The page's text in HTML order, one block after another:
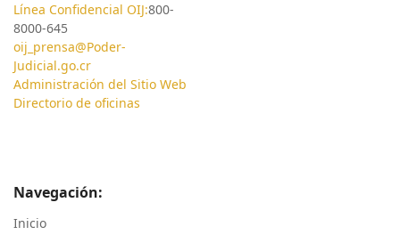
Línea Confidencial OIJ:800-
8000-645
oij_prensa@Poder-
Judicial.go.cr
Administración del Sitio Web
Directorio de oficinas
Navegación:
Inicio